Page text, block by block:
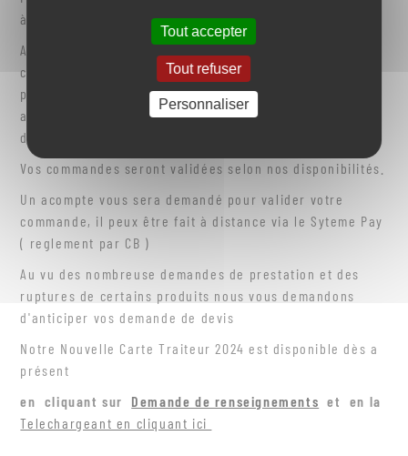
à nous contacter.
Afin de pouvoir répondre au mieux a vos attentes les
commandes sont a passer au moins 2 semaines avant la
prestation car les difficultées d'approvisionnements
actuels rendent la vision du marché des produits frais
difficiles!
Vos commandes seront validées selon nos disponibilités.
Un acompte vous sera demandé pour valider votre
commande, il peux être fait à distance via le Syteme Pay
( reglement par CB )
Au vu des nombreuse demandes de prestation et des
ruptures de certains produits nous vous demandons
d'anticiper vos demande de devis
Notre Nouvelle Carte Traiteur 2024 est disponible dès a
présent
en cliquant sur Demande de renseignements et en la
Telechargeant en cliquant ici
Tout accepter
Tout refuser
Personnaliser